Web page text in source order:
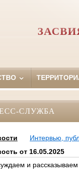
СЛУЖБА
Интервью,
от 16.05.2025
и рассказываем